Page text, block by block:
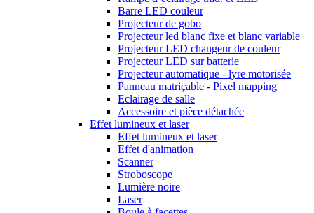
Barre LED couleur
Projecteur de gobo
Projecteur led blanc fixe et blanc variable
Projecteur LED changeur de couleur
Projecteur LED sur batterie
Projecteur automatique - lyre motorisée
Panneau matriçable - Pixel mapping
Eclairage de salle
Accessoire et pièce détachée
Effet lumineux et laser
Effet lumineux et laser
Effet d'animation
Scanner
Stroboscope
Lumière noire
Laser